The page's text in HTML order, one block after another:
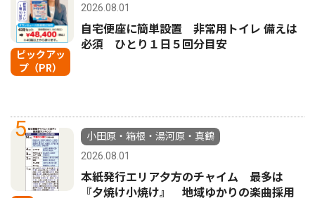
ピックアッ
プ（PR）
2026.08.01
自宅便座に簡単設置 非常用トイレ 備えは
必須 ひとり１日５回分目安
5
小田原・箱根・湯河原・真鶴
2026.08.01
本紙発行エリア夕方のチャイム 最多は
『夕焼け小焼け』 地域ゆかりの楽曲採用